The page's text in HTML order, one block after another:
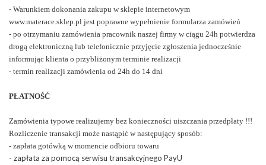
- Warunkiem dokonania zakupu w sklepie internetowym
www.materace.sklep.pl jest poprawne wypełnienie formularza zamówień
- po otrzymaniu zamówienia pracownik naszej firmy w ciągu 24h potwierdza
drogą elektroniczną lub telefonicznie przyjęcie zgłoszenia jednocześnie
informując klienta o przybliżonym terminie realizacji
- termin realizacji zamówienia od 24h do 14 dni
PŁATNOŚĆ
Zamówienia typowe realizujemy bez konieczności uiszczania przedpłaty !!!
Rozliczenie transakcji może nastąpić w następujący sposób:
- zapłata gotówką w momencie odbioru towaru
- zapłata za pomocą serwisu transakcyjnego PayU